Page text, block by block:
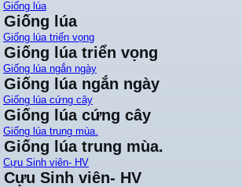
Giống lúa
Giống lúa
Giống lúa triển vọng
Giống lúa triển vọng
Giống lúa ngắn ngày
Giống lúa ngắn ngày
Giống lúa cứng cây
Giống lúa cứng cây
Giống lúa trung mùa.
Giống lúa trung mùa.
Cựu Sinh viên- HV
Cựu Sinh viên- HV